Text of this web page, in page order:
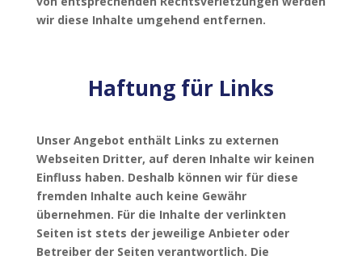
wir diese Inhalte umgehend entfernen.
Haftung für Links
Unser Angebot enthält Links zu externen
Webseiten Dritter, auf deren Inhalte wir keinen
Einfluss haben. Deshalb können wir für diese
fremden Inhalte auch keine Gewähr
übernehmen. Für die Inhalte der verlinkten
Seiten ist stets der jeweilige Anbieter oder
Betreiber der Seiten verantwortlich. Die